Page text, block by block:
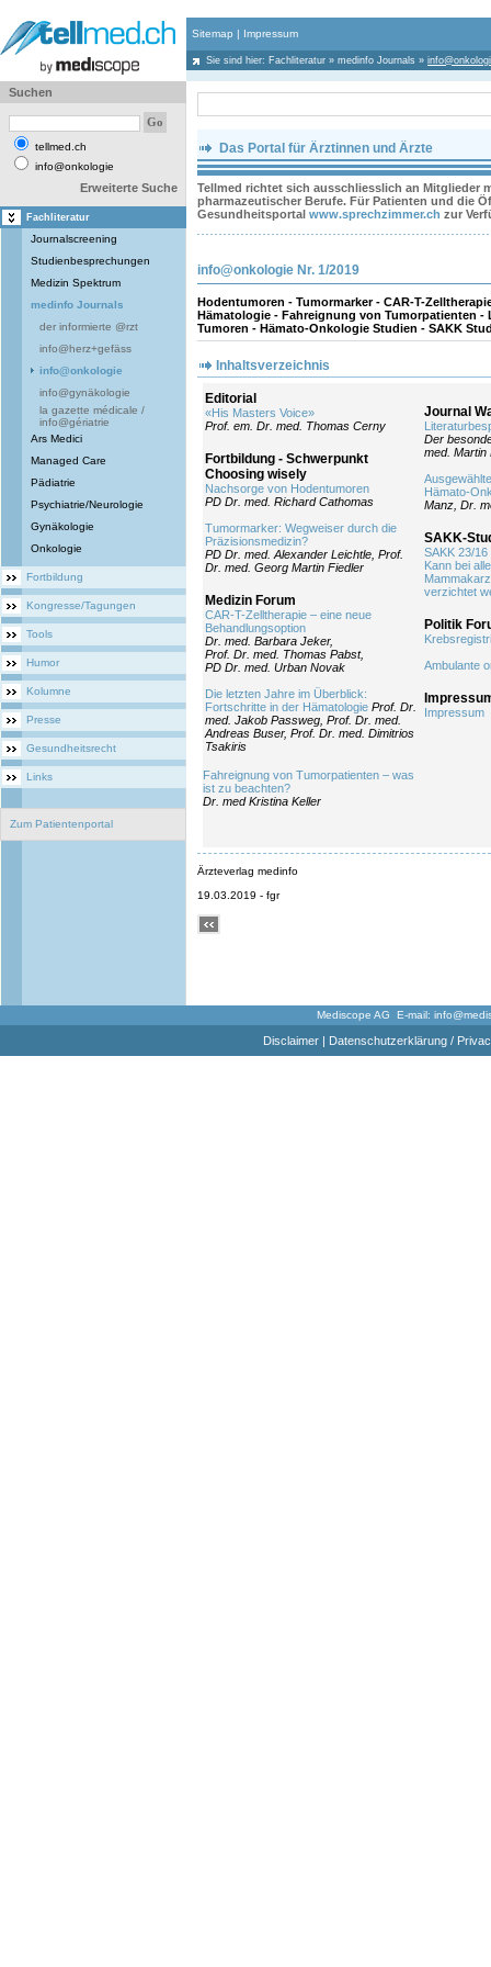
Sitemap | Impressum
Sie sind hier: Fachliteratur » medinfo Journals »
Suchen
tellmed.ch
info@onkologie
Erweiterte Suche
Fachliteratur
Journalscreening
Studienbesprechungen
Medizin Spektrum
medinfo Journals
der informierte @rzt
info@herz+gefäss
info@onkologie
info@gynäkologie
la gazette médicale /
info@gériatrie
Ars Medici
Managed Care
Pädiatrie
Psychiatrie/Neurologie
Gynäkologie
Onkologie
Fortbildung
Kongresse/Tagungen
Tools
Humor
Kolumne
Presse
Gesundheitsrecht
Links
Zum Patientenportal
Das Portal für Ärztinnen und Ärzte
Tellmed richtet sich ausschliesslich an Mitglieder
pharmazeutischer Berufe. Für Patienten und die
Gesundheitsportal www.sprechzimmer.ch zur
info@onkologie Nr. 1/2019
Hodentumoren - Tumormarker - CAR-T-
Hämatologie - Fahreignung von Tumorpatienten
Tumoren - Hämato-Onkologie Studien - SAKK
Inhaltsverzeichnis
Editorial
«His Masters Voice»
Prof. em. Dr. med. Thomas Cerny
Fortbildung - Schwerpunkt
Choosing wisely
Nachsorge von Hodentumoren
PD Dr. med. Richard Cathomas
Tumormarker: Wegweiser durch die
Präzisionsmedizin?
PD Dr. med. Alexander Leichtle, Prof.
Dr. med. Georg Martin Fiedler
Medizin Forum
CAR-T-Zelltherapie – eine neue
Behandlungsoption
Dr. med. Barbara Jeker,
Prof. Dr. med. Thomas Pabst,
PD Dr. med. Urban Novak
Die letzten Jahre im Überblick:
Fortschritte in der Hämatologie Prof. Dr.
med. Jakob Passweg, Prof. Dr. med.
Andreas Buser, Prof. Dr. med. Dimitrios
Tsakiris
Fahreignung von Tumorpatienten – was
ist zu beachten?
Dr. med Kristina Keller
Journal
Der
med. Martin
Hämato-
Manz, Dr.
SAKK-
SAKK 23/16
Kann bei
verzichtet
Politik
Ambulante
Impressum
Ärzteverlag medinfo
19.03.2019 - fgr
Mediscope AG E-mail:
Disclaimer| Datenschutzerklärung /